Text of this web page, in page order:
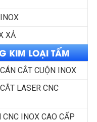
XẢ
KIM LOẠI TẤM
CẮT CUỘN INOX
LASER CNC
CNC INOX CAO CẤP